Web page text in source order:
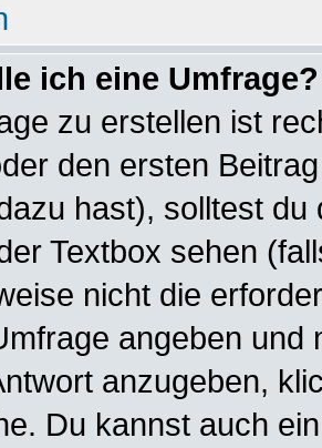
ich eine Umfrage?
zu erstellen ist
den ersten
hast), solltest
Textbox sehen
nicht die
angeben und
anzugeben,
Du kannst auch